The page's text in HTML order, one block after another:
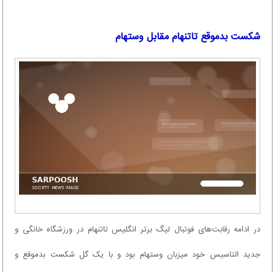
شکست بدموقع تاتنهام مقابل وستهام
در ادامه رقابت‌های فوتبال لیگ برتر انگلیس تاتنهام در ورزشگاه خانگی و
جدید التاسیس خود میزبان وستهام بود و با یک گل شکست بدموقع و